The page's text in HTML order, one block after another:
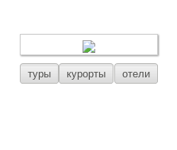
туры курорты отели